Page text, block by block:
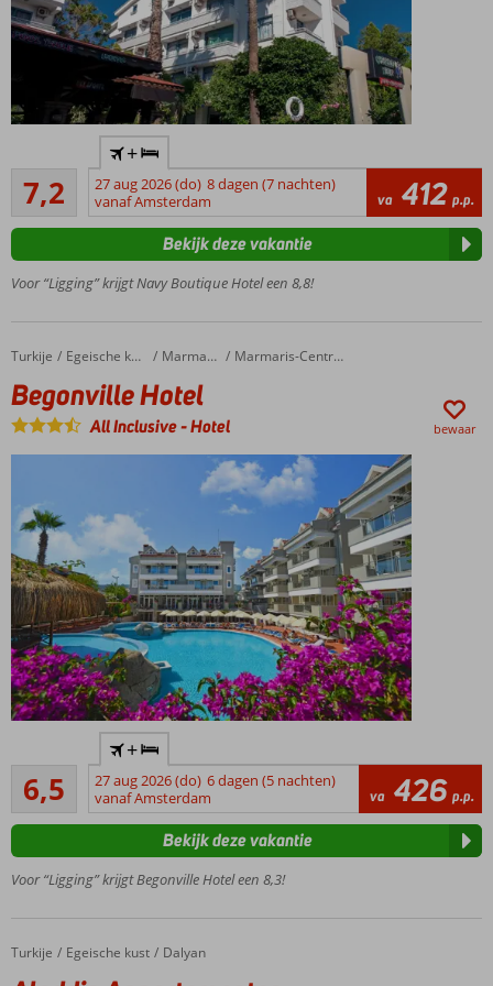
Kleinschalig
Gelegen
in
Icmeler
Op
slechts
meter
het
strand
Halfpension
ook
mogelijk
7,2
Voldoende/goed
10
beoordelingen
+
27 aug 2026 (do) 8 dagen (7 nachten)
vanaf Amsterdam
va 412 p.p.
Voor “Ligging” krijgt Navy Boutique Hotel een 8,8!
Bekijk deze vakantie
Home
Turkije Egeische kust Marmaris Marmaris-Centrum
Begonville Hotel
Begonville Hotel
All Inclusive-Hotel bewaar
loopafstand
van het
strand
Nette,
kamers
buitenzwembad
Zo in het
6,5
Ruim voldoende
105
beoordelingen
+
27 aug 2026 (do) 6 dagen (5 nachten)
vanaf Amsterdam
va 426 p.p.
Voor “Ligging” krijgt Begonville Hotel een 8,3!
Bekijk deze vakantie
Home
Turkije Egeische kust Dalyan
Aladdin Appartementen